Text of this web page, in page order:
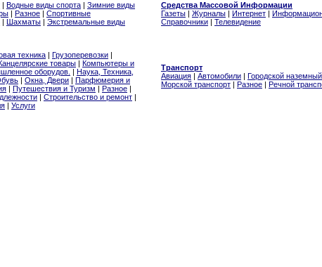
| Водные виды спорта | Зимние виды
| Разное | Спортивные
| Шахматы | Экстремальные виды
Средства Массовой Информации
Газеты | Журналы | Интернет |
Справочники | Телевидение
техника | Грузоперевозки |
товары | Компьютеры и
оборудов. | Наука, Техника,
| Окна, Двери | Парфюмерия и
| Путешествия и Туризм | Разное |
| Строительство и ремонт |
| Услуги
Транспорт
Авиация | Автомобили | Городской
Морской транспорт | Разное | Речной